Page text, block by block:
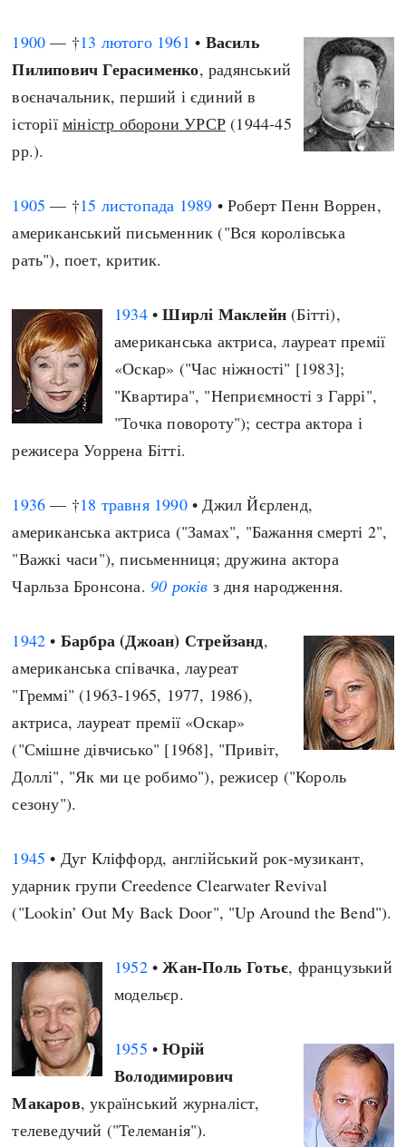
1900 — †13 лютого 1961 • Василь
Пилипович Герасименко, радянський
воєначальник, перший і єдиний в
історіїміністр оборони УРСР (1944-45
рр.).
1905 — †15 листопада 1989 • Роберт Пенн Воррен,
американський письменник ("Вся королівська
рать"), поет, критик.
1934•Ширлі Маклейн (Бітті),
американська актриса, лауреат премії
«Оскар» ("Час ніжності" [1983];
"Квартира", "Неприємності з Гаррі",
"Точка повороту"); сестра актора і
режисера Уоррена Бітті.
1936 — †18 травня 1990• Джил Йєрленд,
американська актриса ("Замах", "Бажання смерті 2",
"Важкі часи"), письменниця; дружина актора
Чарльза Бронсона.90 років з дня народження.
1942 • Барбра (Джоан) Стрейзанд,
американська співачка, лауреат
"Греммі" (1963-1965, 1977, 1986),
актриса, лауреат премії «Оскар»
("Смішне дівчисько" [1968], "Привіт,
Доллі", "Як ми це робимо"), режисер ("Король
сезону").
1945 • Дуг Кліффорд, англійський рок-музикант,
ударник групи Creedence Clearwater Revival
("Lookin’ Out My Back Door", "Up Around the Bend").
1952•Жан-Поль Готьє, французький
модельєр.
1955 •Юрій
Володимирович
Макаров, український журналіст,
телеведучий ("Телеманія").